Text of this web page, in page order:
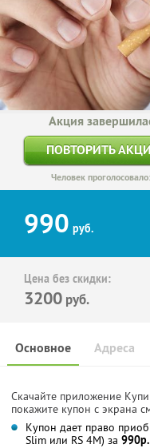
Акция
ПОВТОРИТЬ
Человек
990 руб.
Цена без скидки:
3200 руб.
Основное Адреса
Скачайте приложение
покажите купон с экрана
Купон дает право
Slim или RS 4M) за